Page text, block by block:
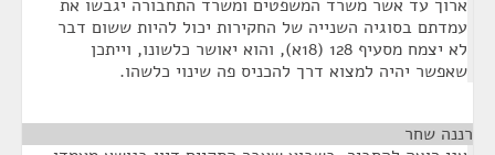
ארוך עד אשר משרד המשפטים ומשרד התחבורה יגבשו את
עמדתם בסוגיה השנייה של החקירות יכול להיות ששום דבר
לא יצמח מסעיף 128 (18א), והוא יאושר כלשונו, וייתכן
שאפשר יהיה למצוא דרך להכניס פה שינוי כלשהו.
רננה שחר